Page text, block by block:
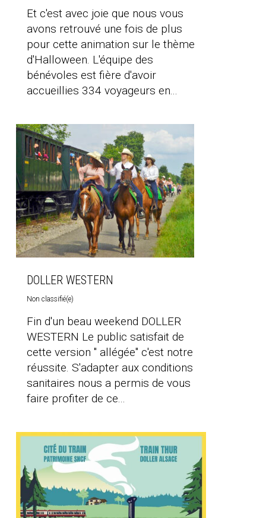
Et c'est avec joie que nous vous
avons retrouvé une fois de plus
pour cette animation sur le thème
d'Halloween. L'équipe des
bénévoles est fière d'avoir
accueillies 334 voyageurs en...
DOLLER WESTERN
Non classifié(e)
Fin d'un beau weekend DOLLER
WESTERN Le public satisfait de
cette version " allégée" c'est notre
réussite. S'adapter aux conditions
sanitaires nous a permis de vous
faire profiter de ce...